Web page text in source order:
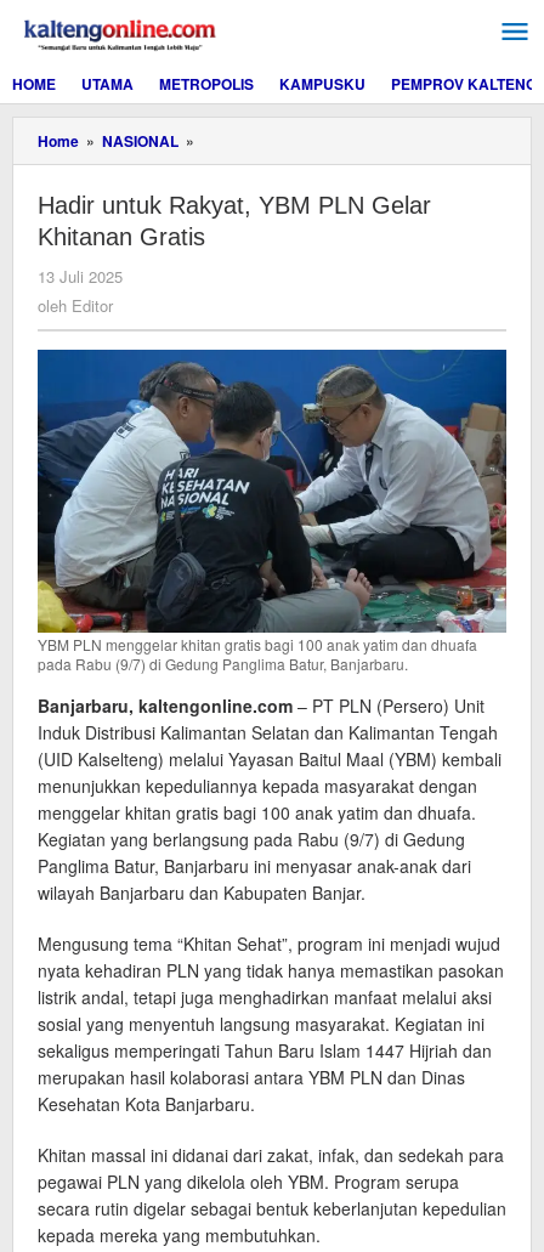
konten
HOME
UTAMA METROPOLIS KAMPUSKU PEMPROV KALTENG
Home » NASIONAL »
untuk
YBM
PLN
Gelar
Hadir untuk Rakyat, YBM PLN Gelar
Khitanan Gratis
13 Juli 2025
oleh Editor
YBM PLN menggelar khitan gratis bagi 100 anak yatim dan dhuafa
pada Rabu (9/7) di Gedung Panglima Batur, Banjarbaru.
Banjarbaru, kaltengonline.com – PT PLN (Persero) Unit
Induk Distribusi Kalimantan Selatan dan Kalimantan Tengah
(UID Kalselteng) melalui Yayasan Baitul Maal (YBM) kembali
menunjukkan kepeduliannya kepada masyarakat dengan
menggelar khitan gratis bagi 100 anak yatim dan dhuafa.
Kegiatan yang berlangsung pada Rabu (9/7) di Gedung
Panglima Batur, Banjarbaru ini menyasar anak-anak dari
wilayah Banjarbaru dan Kabupaten Banjar.
Mengusung tema “Khitan Sehat”, program ini menjadi wujud
nyata kehadiran PLN yang tidak hanya memastikan pasokan
listrik andal, tetapi juga menghadirkan manfaat melalui aksi
sosial yang menyentuh langsung masyarakat. Kegiatan ini
sekaligus memperingati Tahun Baru Islam 1447 Hijriah dan
merupakan hasil kolaborasi antara YBM PLN dan Dinas
Kesehatan Kota Banjarbaru.
Khitan massal ini didanai dari zakat, infak, dan sedekah para
pegawai PLN yang dikelola oleh YBM. Program serupa
secara rutin digelar sebagai bentuk keberlanjutan kepedulian
kepada mereka yang membutuhkan.